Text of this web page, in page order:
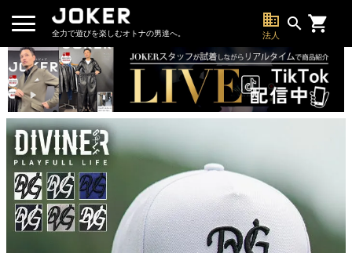
全力で遊びを楽しむオトナの男達へ。
business
法人
search